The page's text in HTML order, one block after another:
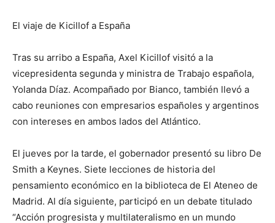
El viaje de Kicillof a España
Tras su arribo a España, Axel Kicillof visitó a la
vicepresidenta segunda y ministra de Trabajo española,
Yolanda Díaz. Acompañado por Bianco, también llevó a
cabo reuniones con empresarios españoles y argentinos
con intereses en ambos lados del Atlántico.
El jueves por la tarde, el gobernador presentó su libro De
Smith a Keynes. Siete lecciones de historia del
pensamiento económico en la biblioteca de El Ateneo de
Madrid. Al día siguiente, participó en un debate titulado
“Acción progresista y multilateralismo en un mundo